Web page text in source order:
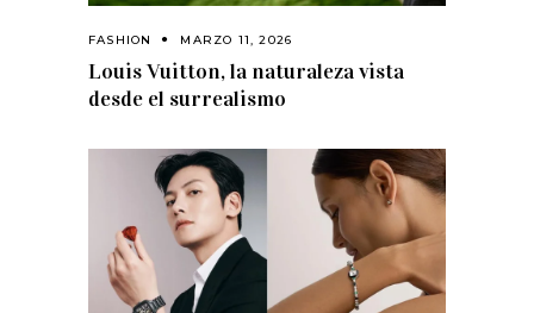
FASHION MARZO 11, 2026
Louis Vuitton, la naturaleza vista
desde el surrealismo